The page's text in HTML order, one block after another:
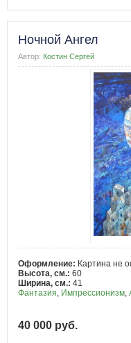
Ночной Ангел
Автор: Костин Сергей
Оформление: Картина не
Высота, см.: 60
Ширина, см.: 41
Фантазия, Импрессионизм,
40 000 руб.